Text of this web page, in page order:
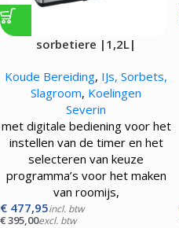
sorbetiere |1,2L|
Koude Bereiding, IJs, Sorbets,
Slagroom, Koelingen
Severin
met digitale bediening voor het
instellen van de timer en het
selecteren van keuze
programma’s voor het maken
van roomijs,
€ 477,95incl. btw
€395,00excl. btw